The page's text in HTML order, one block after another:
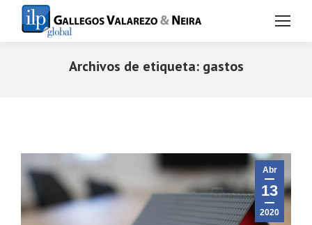
Archivos de etiqueta: gastos
Abr
13
2020